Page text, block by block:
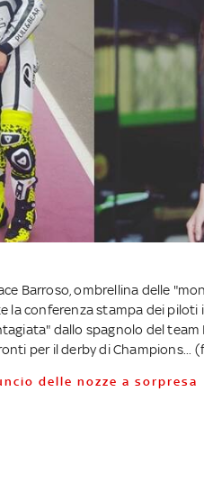
Barroso, ombrellina delle
la conferenza stampa dei piloti
dallo spagnolo del team
per il derby di Champions...
delle nozze a sorpresa